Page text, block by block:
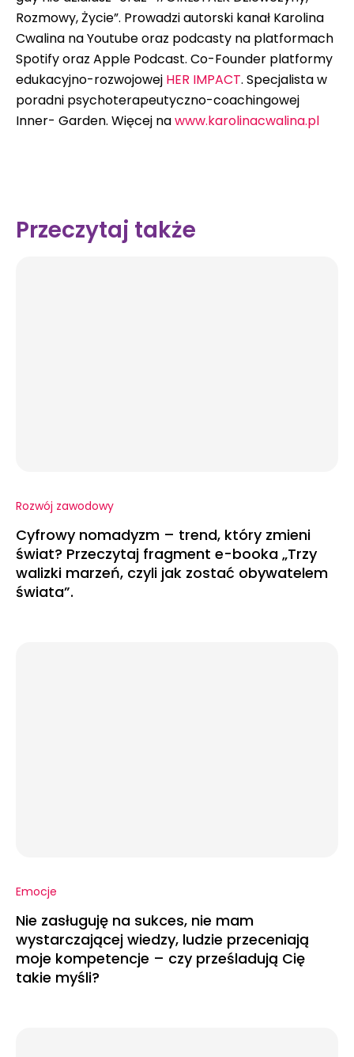
Rozmowy, Życie”. Prowadzi autorski kanał Karolina
Cwalina na Youtube oraz podcasty na platformach
Spotify oraz Apple Podcast. Co-Founder platformy
edukacyjno-rozwojowej HER IMPACT. Specjalista w
poradni psychoterapeutyczno-coachingowej
Inner- Garden. Więcej nawww.karolinacwalina.pl
Przeczytaj także
Rozwój zawodowy
Cyfrowy nomadyzm – trend, który zmieni
świat? Przeczytaj fragment e-booka „Trzy
walizki marzeń, czyli jak zostać obywatelem
świata”.
Emocje
Nie zasługuję na sukces, nie mam
wystarczającej wiedzy, ludzie przeceniają
moje kompetencje – czy prześladują Cię
takie myśli?